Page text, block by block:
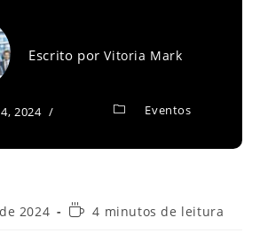
Escrito porVitoria Mark
2024 Eventos
2024
Tempo4 minutos de leitura